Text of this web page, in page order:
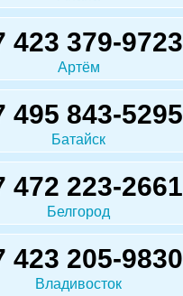
423 379-9723
Артём
495 843-5295
Батайск
472 223-2661
Белгород
423 205-9830
Владивосток